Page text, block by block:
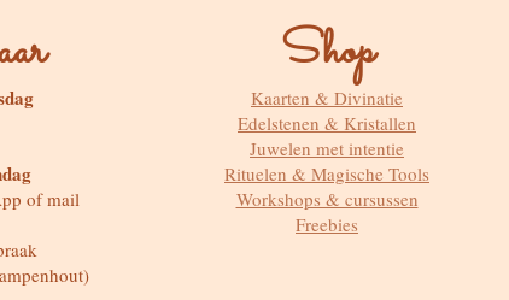
of mail
Shop
Kaarten & Divinatie
Edelstenen & Kristallen
Juwelen met intentie
Rituelen & Magische Tools
Workshops & cursussen
Freebies